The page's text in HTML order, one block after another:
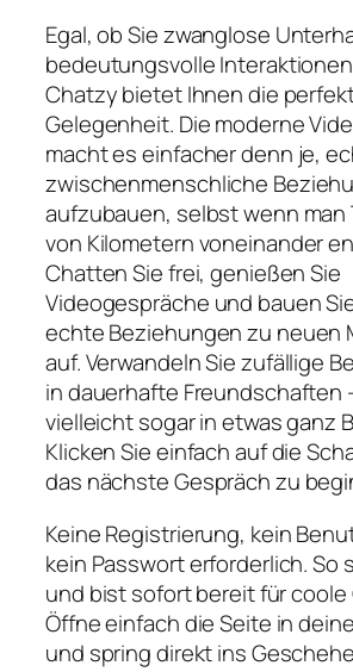
Egal, ob Sie zwanglose
bedeutungsvolle
Chatzy bietet Ihnen die
Gelegenheit. Die moderne
macht es einfacher denn je,
zwischenmenschliche
aufzubauen, selbst wenn man
von Kilometern voneinander
Chatten Sie frei, genießen Sie
Videogespräche und bauen
echte Beziehungen zu neuen
auf. Verwandeln Sie zufällige
in dauerhafte Freundschaften
vielleicht sogar in etwas ganz
Klicken Sie einfach auf die
das nächste Gespräch zu
Keine Registrierung, kein
kein Passwort erforderlich. So
und bist sofort bereit für coole
Öffne einfach die Seite in
und spring direkt ins